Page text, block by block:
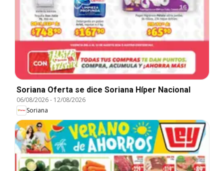
Soriana Oferta se dice Soriana Híper Nacional
06/08/2026- 12/08/2026
Soriana